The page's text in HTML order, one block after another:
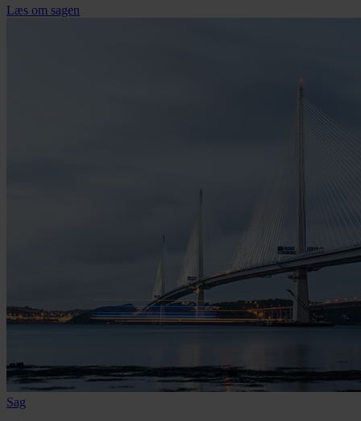
Læs om sagen
Sag